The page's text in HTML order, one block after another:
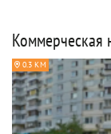
Коммерческая
0.3 КМ